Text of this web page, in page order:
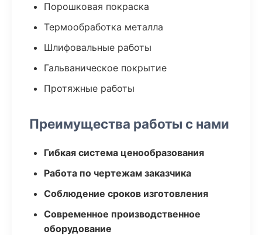
Порошковая покраска
Термообработка металла
Шлифовальные работы
Гальваническое покрытие
Протяжные работы
Преимущества работы с нами
Гибкая система ценообразования
Работа по чертежам заказчика
Соблюдение сроков изготовления
Современное производственное
оборудование